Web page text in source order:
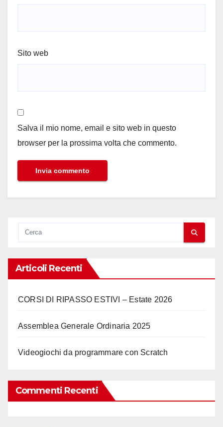
Sito web
Salva il mio nome, email e sito web in questo
browser per la prossima volta che commento.
Articoli Recenti
CORSI DI RIPASSO ESTIVI – Estate 2026
Assemblea Generale Ordinaria 2025
Videogiochi da programmare con Scratch
Commenti Recenti